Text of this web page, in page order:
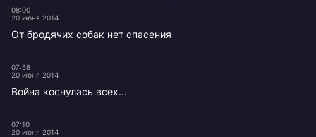
08:00
20 июня 2014
От бродячих собак нет спасения
07:58
20 июня 2014
Война коснулась всех...
07:10
20 июня 2014